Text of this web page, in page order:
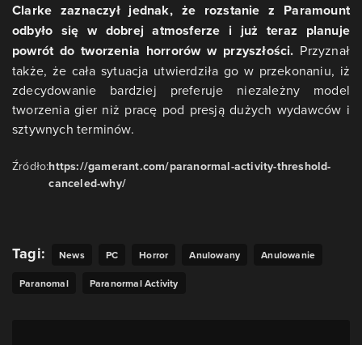
Clarke zaznaczył jednak, że rozstanie z Paramount
odbyło się w dobrej atmosferze i już teraz planuje
powrót do tworzenia horrorów w przyszłości. Przyznał
także, że cała sytuacja utwierdziła go w przekonaniu, iż
zdecydowanie bardziej preferuje niezależny model
tworzenia gier niż pracę pod presją dużych wydawców i
sztywnych terminów.
Źródło:https://gamerant.com/paranormal-activity-threshold-
canceled-why/
Tagi: News PC Horror Anulowany
Anulowanie
Paranomal
Paranormal Activity